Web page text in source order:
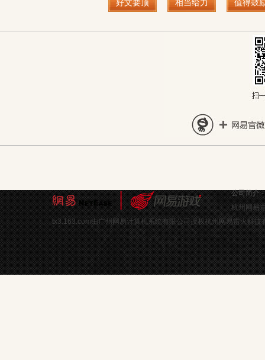
好文要顶 相当给力 值得鼓
公司简介-
杭州网易
tx3.163.com由广州网易计算机系统有限公司授权杭州网易雷火科技